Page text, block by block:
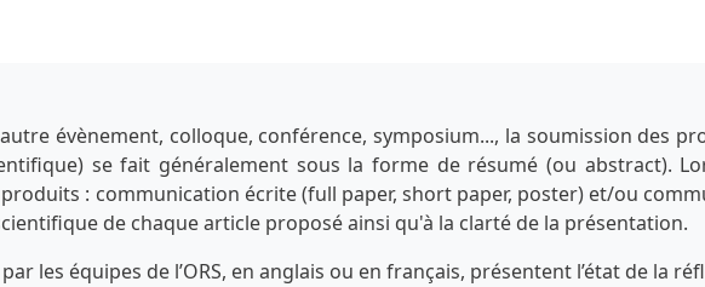
évènement, colloque, conférence, symposium..., la soumission des
se fait généralement sous la forme de résumé (ou abstract).
: communication écrite (full paper, short paper, poster) et/ou
de chaque article proposé ainsi qu'à la clarté de la présentation.
les équipes de l’ORS, en anglais ou en français, présentent l’état de la